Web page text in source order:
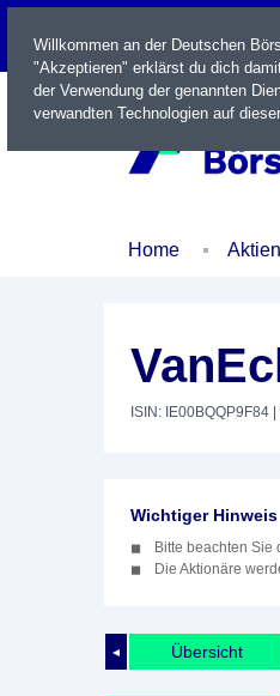
LIVE
Home Aktien
ISIN: IE00BQQP9F84
Wichtiger Hinweis
Bitte beachten
Die Aktionäre
◄ Übersicht
Willkommen an der Deutschen
"Akzeptieren" erklärst du dich
der Verwendung der genannten
verwandten Technologien auf